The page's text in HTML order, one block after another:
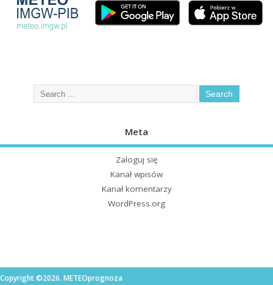
Meta
Zaloguj się
Kanał wpisów
Kanał komentarzy
WordPress.org
Copyright ©2026. METEOprognoza